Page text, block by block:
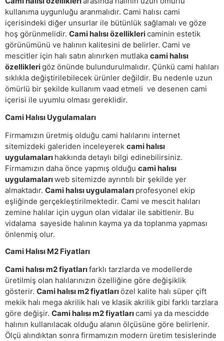
kullanıma uygunluğu aranmalıdır. Cami halısı cami
içerisindeki diğer unsurlar ile bütünlük sağlamalı ve göze
hoş görünmelidir. Cami halısı özelliklericaminin estetik
görünümünü ve halının kalitesini de belirler. Cami ve
mescitler için halı satın alınırken mutlaka cami halısı
özelliklerigöz önünde bulundurulmalıdır. Çünkü cami halıları
sıklıkla değiştirilebilecek ürünler değildir. Bu nedenle uzun
ömürlü bir şekilde kullanım vaad etmeli ve desenen cami
içerisi ile uyumlu olması gereklidir.
Cami Halısı Uygulamaları
Firmamızın üretmiş olduğu cami halılarını internet
sitemizdeki galeriden inceleyerek cami halısı
uygulamaları hakkında detaylı bilgi edinebilirsiniz.
Firmamızın daha önce yapmış olduğu cami halısı
uygulamalarıweb sitemizde ayrıntılı bir şekilde yer
almaktadır. Cami halısı uygulamaları profesyonel ekip
eşliğinde gerçekleştirilmektedir. Cami ve mescit halıları
zemine halılar için uygun olan vidalar ile sabitlenir. Bu
vidalama sayeside halının kayma ya da toplanma yapması
önlenmiş olur.
Cami Halısı M2 Fiyatları
Cami halısı m2 fiyatlarıfarklı tarzlarda ve modellerde
üretilmiş olan halılarınızın özelliğine göre değişiklik
gösterir. Cami halısı m2 fiyatlarıözel kalite halı süper çift
mekik halı mega akrilik halı ve klasik akrilik gibi farklı tarzlara
göre değişir. Cami halısı m2 fiyatlarıcami ya da mescidde
halının kullanılacak olduğu alanın ölçüsüne göre belirlenir.
Ölçü alındıktan sonra firmamızın modern üretim tesislerinde